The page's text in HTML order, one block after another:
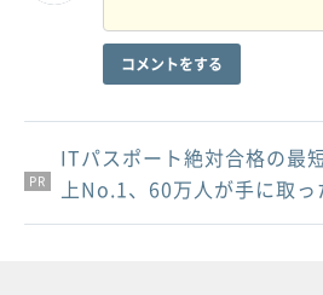
コメントをする
PR
PR
PR
ITパスポート絶対合格の最
上No.1、60万人が手に取